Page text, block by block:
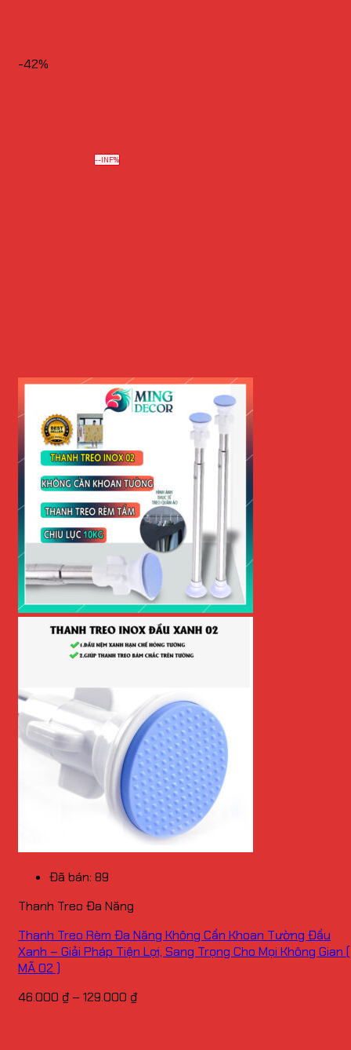
-42%
Đã bán: 89
Thanh Treo Đa Năng
Thanh Treo Rèm Đa Năng Không Cần Khoan Tường Đầu
Xanh – Giải Pháp Tiện Lợi, Sang Trọng Cho Mọi Không Gian (
MÃ 02 )
46.000 ₫ – 129.000 ₫Khoảng
--INF%